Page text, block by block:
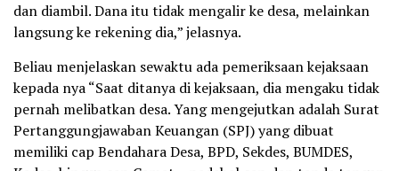
dan diambil. Dana itu tidak mengalir ke desa, melainkan
langsung ke rekening dia,” jelasnya.
Beliau menjelaskan sewaktu ada pemeriksaan kejaksaan
kepada nya “Saat ditanya di kejaksaan, dia mengaku tidak
pernah melibatkan desa. Yang mengejutkan adalah Surat
Pertanggungjawaban Keuangan (SPJ) yang dibuat
memiliki cap Bendahara Desa, BPD, Sekdes, BUMDES,